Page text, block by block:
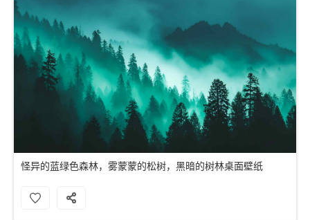
怪异的蓝绿色森林，雾蒙蒙的松树，黑暗的树林桌面壁纸